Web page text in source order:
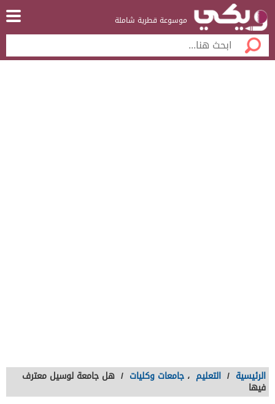
موسوعة قطرية شاملة
الرئيسية / التعليم ، جامعات وكليات / هل جامعة لوسيل معترف
فيها